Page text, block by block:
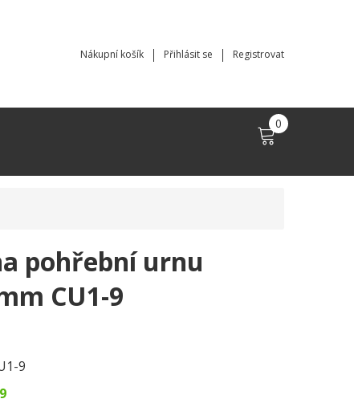
Nákupní košík Přihlásit se Registrovat
0
pohřební urnu
CU1-9
9